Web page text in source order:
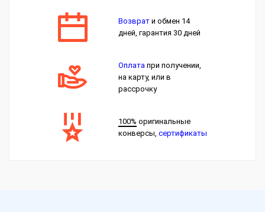
Возврат и обмен 14
дней, гарантия 30 дней
Оплата при получении,
на карту, или в
рассрочку
100% оригинальные
конверсы,сертификаты